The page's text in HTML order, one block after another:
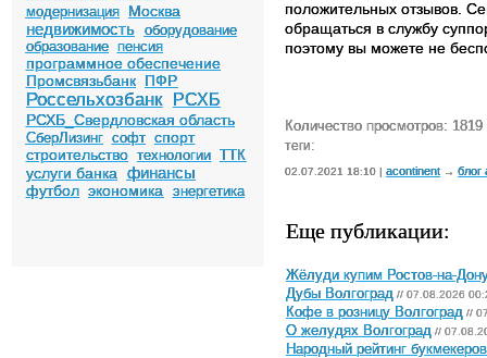
модернизация
Москва
недвижимость оборудование
образование пенсия
программное обеспечение
Промсвязьбанк ПФР
Россельхозбанк РСХБ
РСХБ_Свердловская область
СберЛизинг софт спорт
строительство технологии ТТК
услуги банка финансы
футбол экономика энергетика
положительных отзывов.
обращаться в службу
поэтому вы можете не
Количество просмотров: 1819
теги:
02.07.2021 18:10 | acontinent → блог
Еще публикации:
Жёлуди купим Ростов-на-
Дубы Волгоград // 07.08.2026
Кофе в розницу Волгоград //
О желудях Волгоград //
Народный рейтинг